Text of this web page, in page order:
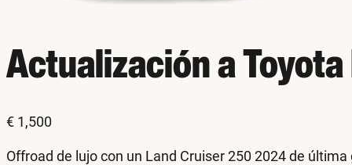
Actualización a
€ 1,500
Offroad de lujo con un Land Cruiser 250 2024 de